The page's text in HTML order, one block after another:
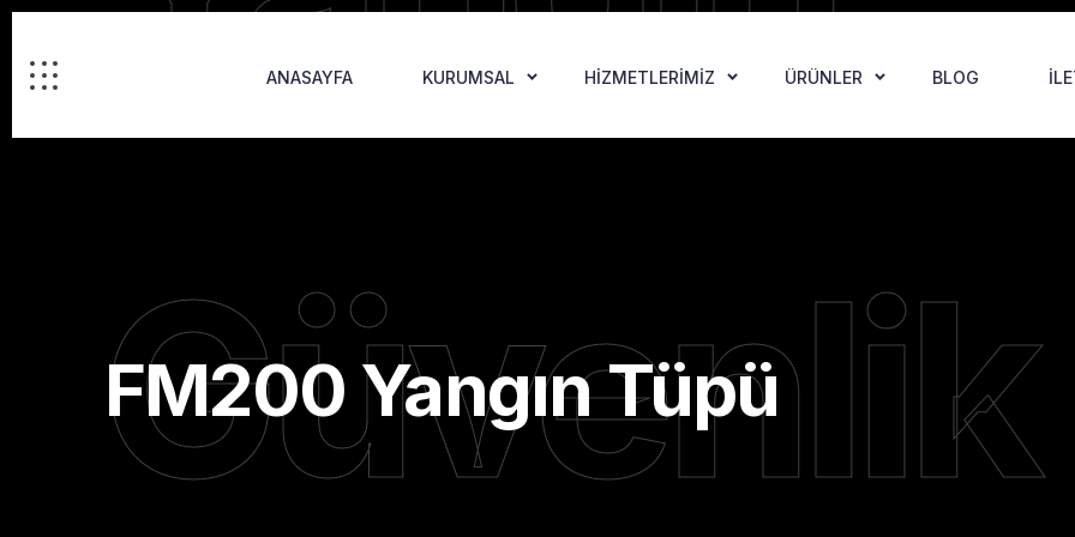
ANASAYFA KURUMSAL HIZMETLERIMIZ ÜRÜNLER BLOG
Güvenlik
FM200 Yangın Tüpü